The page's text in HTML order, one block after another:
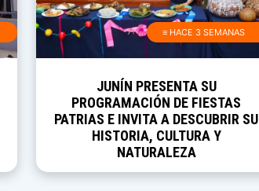
≡ HACE 3 SEMANAS
JUNÍN PRESENTA SU
PROGRAMACIÓN DE FIESTAS
PATRIAS E INVITA A DESCUBRIR SU
HISTORIA, CULTURA Y
NATURALEZA